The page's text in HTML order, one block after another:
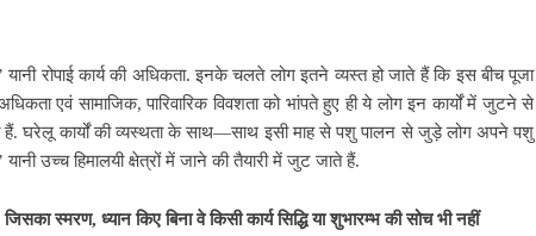
रोपाई कार्य की अधिकता. इनके चलते लोग इतने व्यस्त हो जाते हैं कि इस बीच पूजा
एवं सामाजिक, पारिवारिक विवशता को भांपते हुए ही ये लोग इन कार्यों में जुटने से
हैं. घरेलू कार्यों की व्यस्थता के साथ—साथ इसी माह से पशु पालन से जुड़े लोग अपने पशु
उच्च हिमालयी क्षेत्रों में जाने की तैयारी में जुट जाते हैं.
स्मरण, ध्यान किए बिना वे किसी कार्य सिद्धि या शुभारम्भ की सोच भी नहीं